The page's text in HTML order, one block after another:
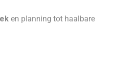
en planning tot haalbare